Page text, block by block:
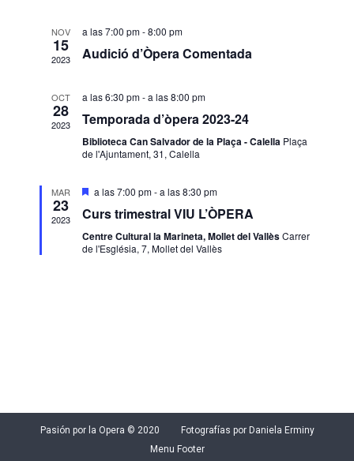
NOV
15
2023
a las 7:00 pm-8:00 pm
Audició d’Òpera Comentada
OCT
28
2023
a las 6:30 pm-a las 8:00 pm
Temporada d’òpera 2023-24
Biblioteca Can Salvador de la Plaça - Calella Plaça
de l'Ajuntament, 31, Calella
MAR
23
2023
Destacado
a las 7:00 pm-a las 8:30 pm
Curs trimestral VIU L’ÒPERA
Centre Cultural la Marineta, Mollet del VallèsCarrer
de l'Església, 7, Mollet del Vallès
Pasión por la Opera © 2020 Fotografías por Daniela Erminy
Menu Footer